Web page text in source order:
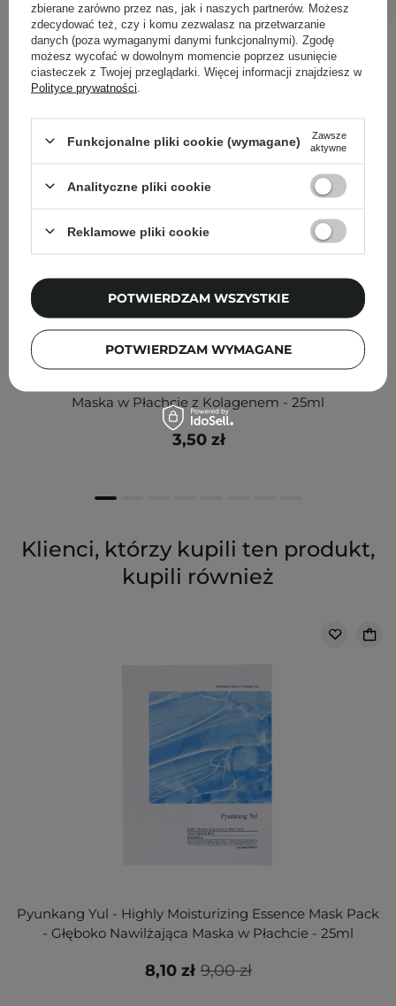
Inni klienci sprawdzali również
Maska w Płachcie z Kolagenem - 25ml
3,50 zł
Klienci, którzy kupili ten produkt,
kupili również
Pyunkang Yul - Highly Moisturizing Essence Mask Pack
- Głęboko Nawilżająca Maska w Płachcie - 25ml
9,00 zł
8,10 zł
zbierane zarówno przez nas, jak i naszych partnerów. Możesz
zdecydować też, czy i komu zezwalasz na przetwarzanie
danych (poza wymaganymi danymi funkcjonalnymi). Zgodę
możesz wycofać w dowolnym momencie poprzez usunięcie
ciasteczek z Twojej przeglądarki. Więcej informacji znajdziesz w
Polityce prywatności
Funkcjonalne pliki cookie (wymagane)
Zawsze
aktywne
Analityczne pliki cookie
Reklamowe pliki cookie
POTWIERDZAM WYMAGANE
POTWIERDZAM WSZYSTKIE